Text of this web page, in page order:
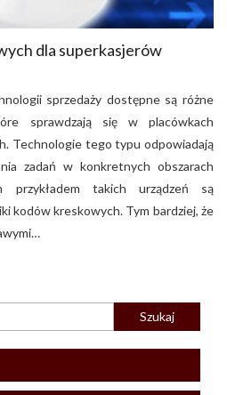
dla superkasjerów
sprzedaży dostępne są różne
sprawdzają się w placówkach
Technologie tego typu odpowiadają
zadań w konkretnych obszarach
przykładem takich urządzeń są
kodów kreskowych. Tym bardziej, że